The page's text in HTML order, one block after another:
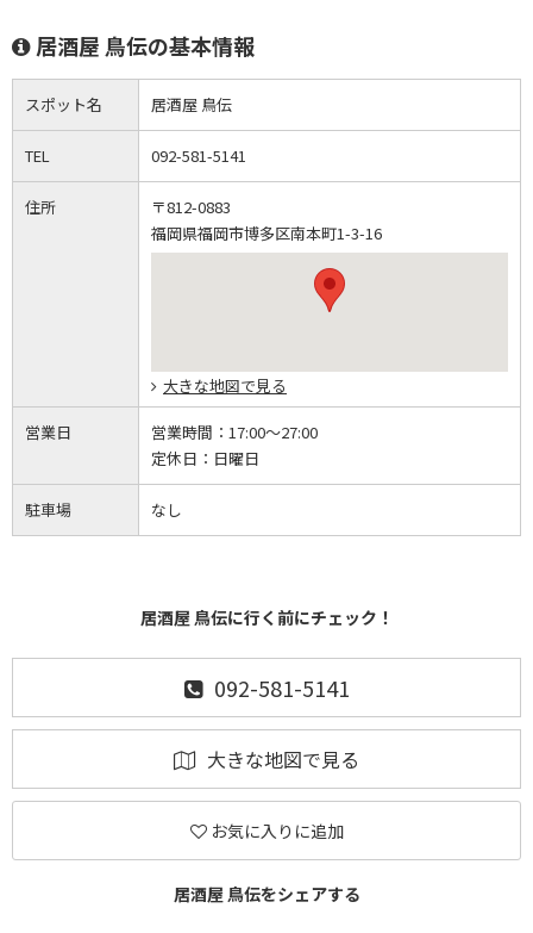
居酒屋 鳥伝の基本情報
スポット名 居酒屋 鳥伝
TEL 092-581-5141
住所
〒812-0883
福岡県福岡市博多区南本町1-3-16
大きな地図で見る
営業日 営業時間： 17:00～27:00
定休日： 日曜日
駐車場 なし
居酒屋 鳥伝に行く前にチェック！
092-581-5141
大きな地図で見る
お気に入りに追加
居酒屋 鳥伝をシェアする